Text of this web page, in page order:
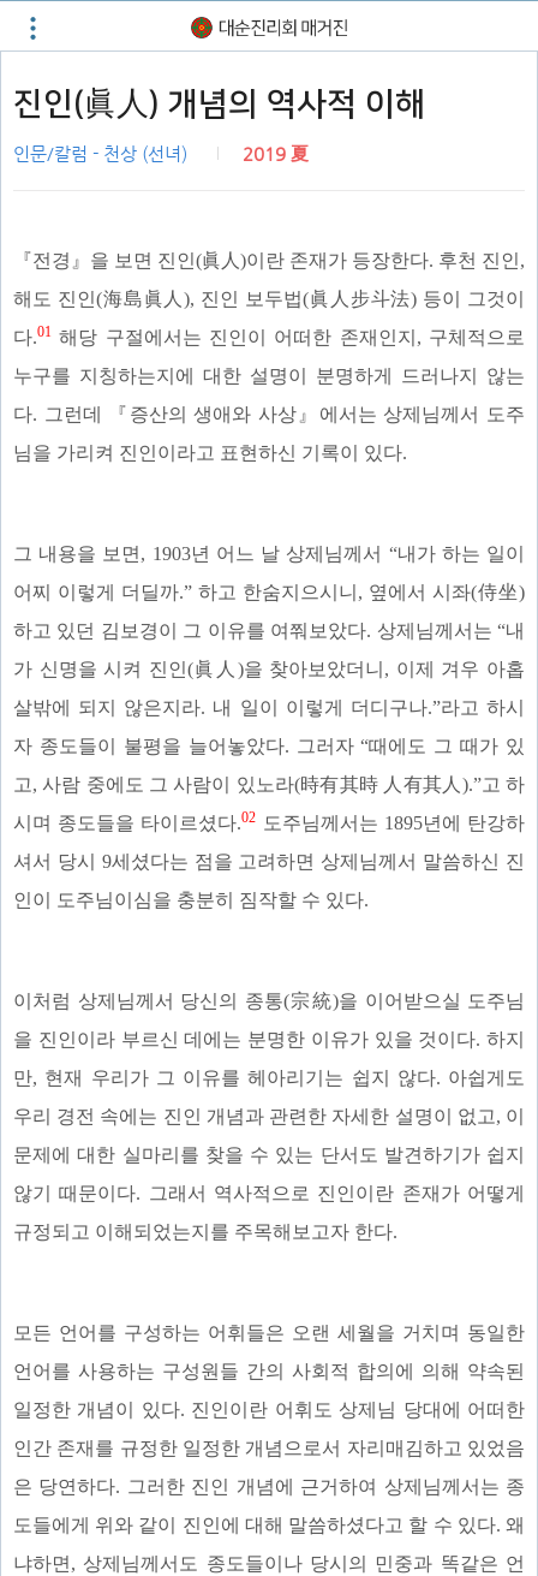
진인(眞人) 개념의 역사적 이해
인문/칼럼 - 천상 (선녀) 2019 夏
『전경』을 보면 진인(眞人)이란 존재가 등장한다. 후천 진인,
해도 진인(海島眞人), 진인 보두법(眞人步斗法) 등이 그것이
다.01 해당 구절에서는 진인이 어떠한 존재인지, 구체적으로
누구를 지칭하는지에 대한 설명이 분명하게 드러나지 않는
다. 그런데 『증산의 생애와 사상』에서는 상제님께서 도주
님을 가리켜 진인이라고 표현하신 기록이 있다.
그 내용을 보면, 1903년 어느 날 상제님께서 “내가 하는 일이
어찌 이렇게 더딜까.” 하고 한숨지으시니, 옆에서 시좌(侍坐)
하고 있던 김보경이 그 이유를 여쭤보았다. 상제님께서는 “내
가 신명을 시켜 진인(眞人)을 찾아보았더니, 이제 겨우 아홉
살밖에 되지 않은지라. 내 일이 이렇게 더디구나.”라고 하시
자 종도들이 불평을 늘어놓았다. 그러자 “때에도 그 때가 있
고, 사람 중에도 그 사람이 있노라(時有其時 人有其人).”고 하
시며 종도들을 타이르셨다.02
도주님께서는 1895년에 탄강하
셔서 당시 9세셨다는 점을 고려하면 상제님께서 말씀하신 진
인이 도주님이심을 충분히 짐작할 수 있다.
이처럼 상제님께서 당신의 종통(宗統)을 이어받으실 도주님
을 진인이라 부르신 데에는 분명한 이유가 있을 것이다. 하지
만, 현재 우리가 그 이유를 헤아리기는 쉽지 않다. 아쉽게도
우리 경전 속에는 진인 개념과 관련한 자세한 설명이 없고, 이
문제에 대한 실마리를 찾을 수 있는 단서도 발견하기가 쉽지
않기 때문이다. 그래서 역사적으로 진인이란 존재가 어떻게
규정되고 이해되었는지를 주목해보고자 한다.
모든 언어를 구성하는 어휘들은 오랜 세월을 거치며 동일한
언어를 사용하는 구성원들 간의 사회적 합의에 의해 약속된
일정한 개념이 있다. 진인이란 어휘도 상제님 당대에 어떠한
인간 존재를 규정한 일정한 개념으로서 자리매김하고 있었음
은 당연하다. 그러한 진인 개념에 근거하여 상제님께서는 종
도들에게 위와 같이 진인에 대해 말씀하셨다고 할 수 있다. 왜
냐하면, 상제님께서도 종도들이나 당시의 민중과 똑같은 언